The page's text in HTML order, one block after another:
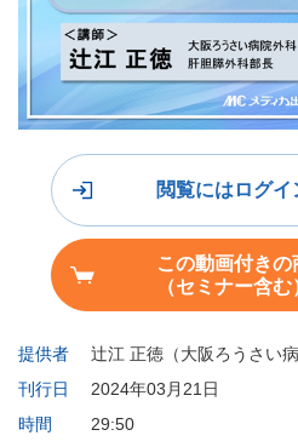
提供者
辻江 正徳（大阪ろうさい
刊行日
2024年03月21日
時間
29:50
閲覧にはログ
この動画付きの
（セミナー含